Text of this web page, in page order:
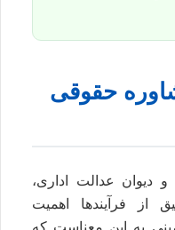
حقوقی
دیوان عدالت اداری،
فرآیندها اهمیت
به این معناست که